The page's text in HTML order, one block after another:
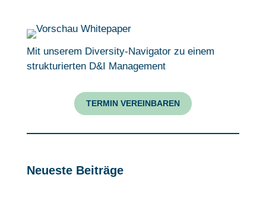
Mit unserem Diversity-Navigator zu einem
strukturierten D&I Management
TERMIN VEREINBAREN
Neueste Beiträge